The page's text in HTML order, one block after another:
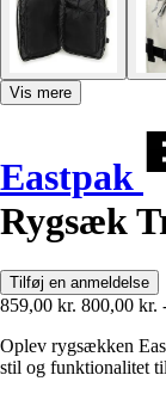
Vis mere
Eastpak
Rygsæk
Tilføj en anmeldelse
859,00 kr. 800,00 kr.
Oplev rygsækken
stil og funktionalitet